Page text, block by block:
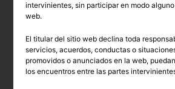
intervinientes, sin participar en modo
web.
El titular del sitio web declina toda
servicios, acuerdos, conductas o
promovidos o anunciados en la web,
los encuentros entre las partes